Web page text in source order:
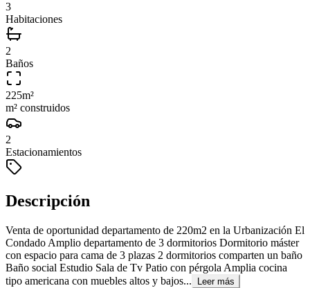
3
Habitaciones
2
Baños
225m²
m² construidos
2
Estacionamientos
Descripción
Venta de oportunidad departamento de 220m2 en la Urbanización El
Condado Amplio departamento de 3 dormitorios Dormitorio máster
con espacio para cama de 3 plazas 2 dormitorios comparten un baño
Baño social Estudio Sala de Tv Patio con pérgola Amplia cocina
tipo americana con muebles altos y bajos...
Leer más